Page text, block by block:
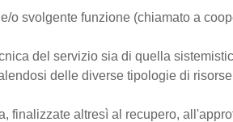
o svolgente funzione (chiamato a
del servizio sia di quella
delle diverse tipologie di
finalizzate altresì al recupero,